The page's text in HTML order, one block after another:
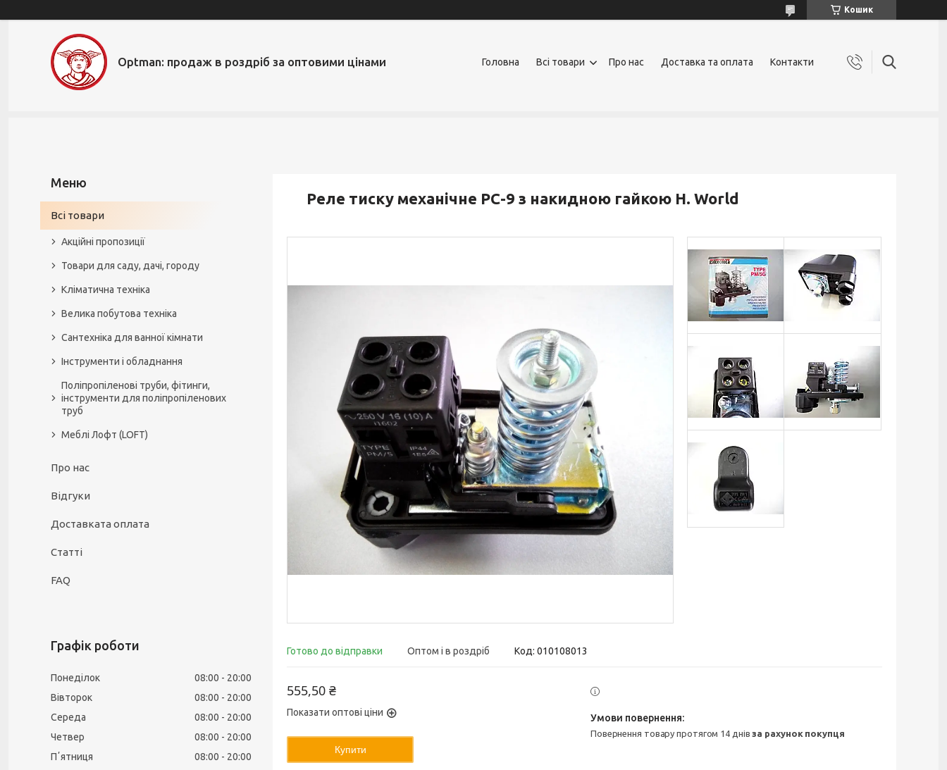
Кошик
Optman: продаж в роздріб за оптовими цінами Головна Всі товари Про нас Доставка та оплата Контакти
Реле тиску механічне PC-9 з накидною гайкою H. World
Готово до відправки Оптом і в роздріб Код: 010108013
555,50 ₴
Показати оптові ціни
Купити
повернення товару протягом 14 днівза рахунок покупця
Всі товари
Акційні пропозиції
Товари для саду, дачі, городу
Кліматична техніка
Велика побутова техніка
Сантехніка для ванної кімнати
Інструменти і обладнання
Поліпропіленові труби, фітинги,
інструменти для поліпропіленових
труб
Меблі Лофт (LOFT)
Про нас
Відгуки
Доставката оплата
Статті
FAQ
Графік роботи
Понеділок 08:00
20:00
Вівторок
08:00
20:00
Середа
08:00
20:00
Четвер
08:00
20:00
Пʼятниця
08:00
20:00